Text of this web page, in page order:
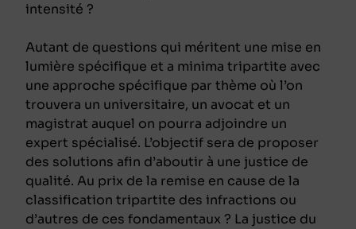
intensité ?
Autant de questions qui méritent une mise en
lumière spécifique et a minima tripartite avec
une approche spécifique par thème où l’on
trouvera un universitaire, un avocat et un
magistrat auquel on pourra adjoindre un
expert spécialisé. L’objectif sera de proposer
des solutions afin d’aboutir à une justice de
qualité. Au prix de la remise en cause de la
classification tripartite des infractions ou
d’autres de ces fondamentaux ? La justice du